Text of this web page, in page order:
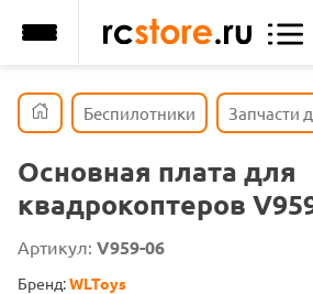
Беспилотники Запчасти
Основная плата для
квадрокоптеров
Артикул: V959-06
Бренд:WLToys